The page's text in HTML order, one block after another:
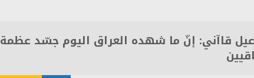
قاآني: إنّ ما شهده العراق اليوم جسّد عظمة